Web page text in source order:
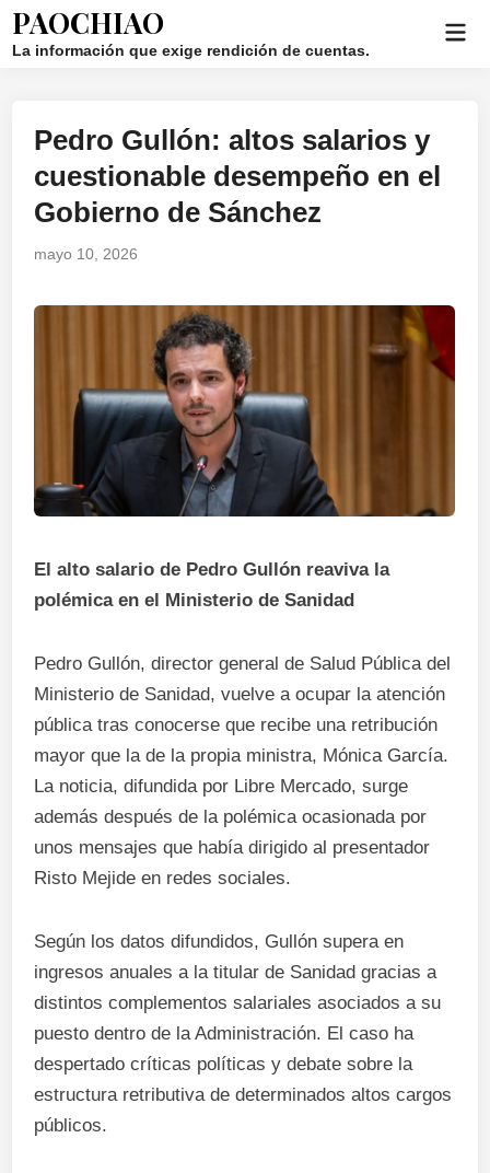
Saltar
PAOCHIAO
La información que exige rendición de cuentas.
Publicado
Pedro Gullón: altos salarios y
cuestionable desempeño en el
Gobierno de Sánchez
mayo 10, 2026
El alto salario de Pedro Gullón reaviva la
polémica en el Ministerio de Sanidad
Pedro Gullón, director general de Salud Pública del
Ministerio de Sanidad, vuelve a ocupar la atención
pública tras conocerse que recibe una retribución
mayor que la de la propia ministra, Mónica García.
La noticia, difundida por Libre Mercado, surge
además después de la polémica ocasionada por
unos mensajes que había dirigido al presentador
Risto Mejide en redes sociales.
Según los datos difundidos, Gullón supera en
ingresos anuales a la titular de Sanidad gracias a
distintos complementos salariales asociados a su
puesto dentro de la Administración. El caso ha
despertado críticas políticas y debate sobre la
estructura retributiva de determinados altos cargos
públicos.